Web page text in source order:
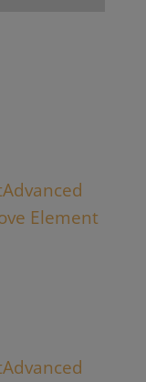
Advanced
Element
Advanced